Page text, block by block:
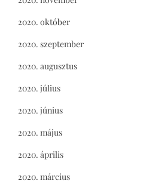
2020. október
2020. szeptember
2020. augusztus
2020. július
2020. június
2020. május
2020. április
2020. március